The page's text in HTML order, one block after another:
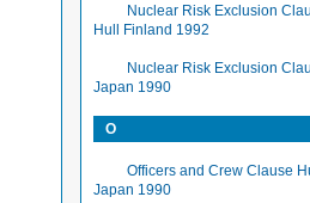
Nuclear Risk Exclusion
Hull Finland 1992
Nuclear Risk Exclusion
Japan 1990
O
Officers and Crew Clause
Japan 1990